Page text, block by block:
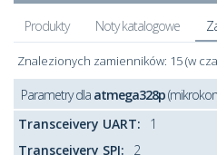
Produkty Noty katalogowe
Znalezionych zamienników: 15 (w
Parametry dla atmega328p
Transceivery UART:
1
Transceivery SPI:
2